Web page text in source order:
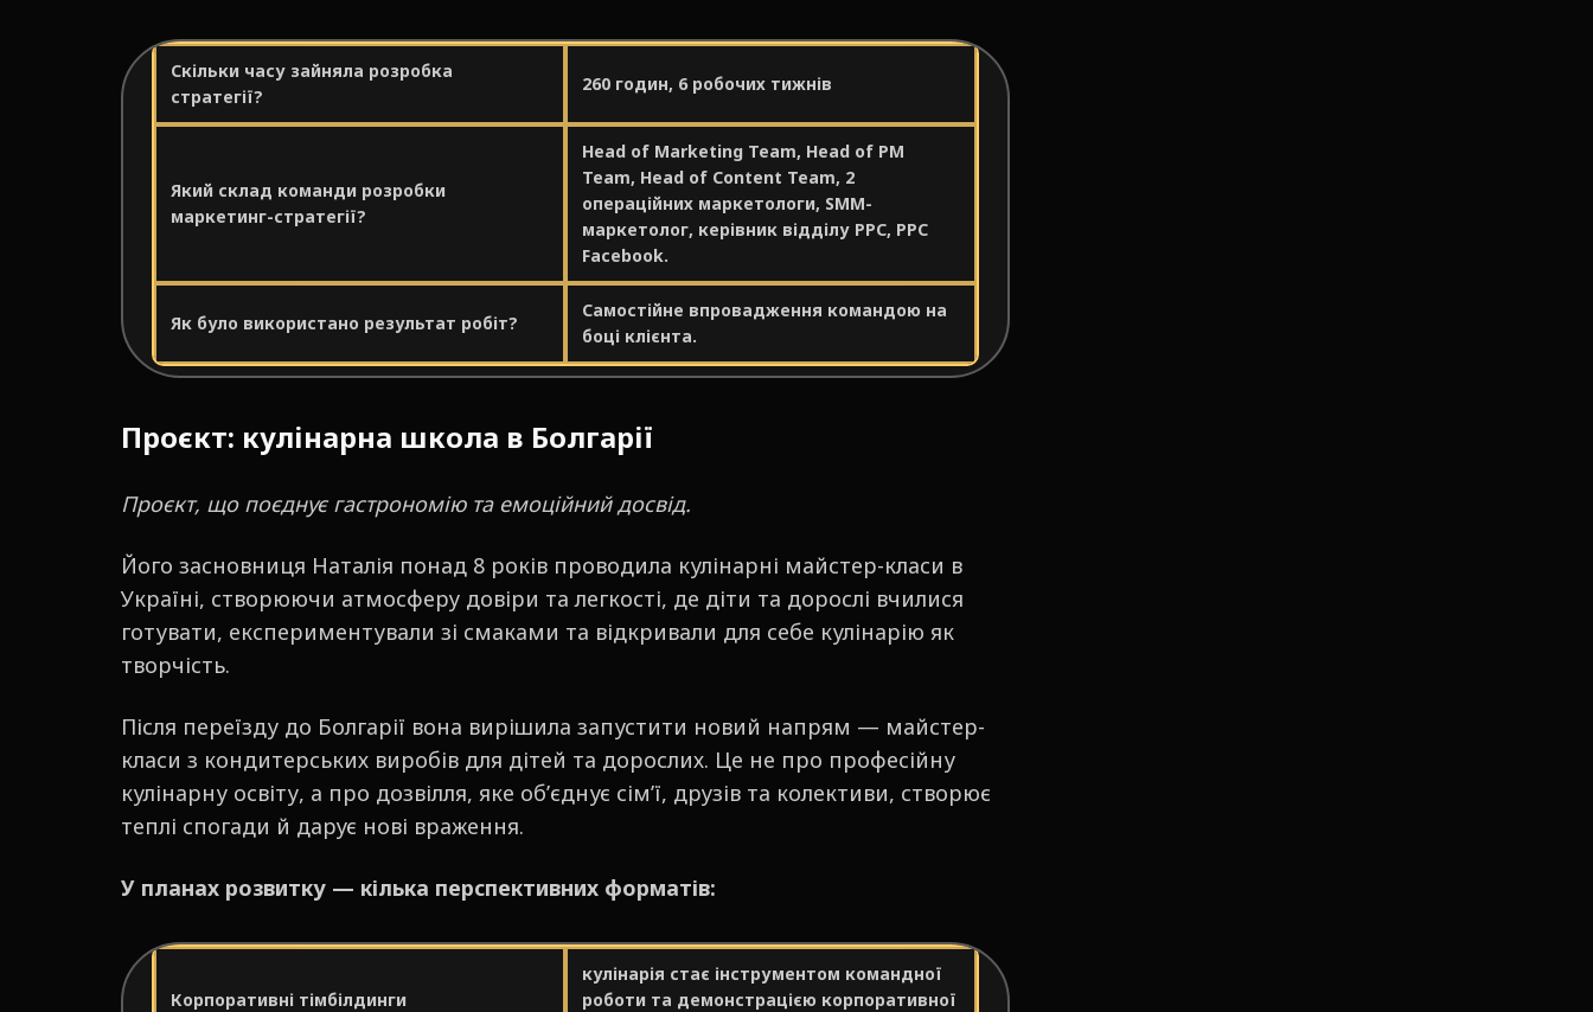
Скільки часу зайняла розробка
стратегії?
260 годин, 6 робочих тижнів
Який склад команди розробки
маркетинг-стратегії?
Head of Marketing Team, Head of PM
Team, Head of Content Team, 2
операційних маркетологи, SMM-
маркетолог, керівник відділу PPC, PPC
Facebook.
Як було використано результат робіт?
Самостійне впровадження командою на
боці клієнта.
Проєкт: кулінарна школа в Болгарії
Проєкт, що поєднує гастрономію та емоційний досвід.
Його засновниця Наталія понад 8 років проводила кулінарні майстер-класи в
Україні, створюючи атмосферу довіри та легкості, де діти та дорослі вчилися
готувати, експериментували зі смаками та відкривали для себе кулінарію як
творчість.
Після переїзду до Болгарії вона вирішила запустити новий напрям — майстер-
класи з кондитерських виробів для дітей та дорослих. Це не про професійну
кулінарну освіту, а про дозвілля, яке об’єднує сім’ї, друзів та колективи, створює
теплі спогади й дарує нові враження.
У планах розвитку — кілька перспективних форматів:
Корпоративні тімбілдинги
кулінарія стає інструментом командної
роботи та демонстрацією корпоративної